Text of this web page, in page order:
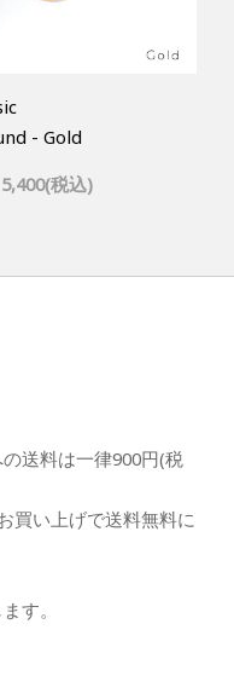
- Gold
税込)
送料は一律900円(税
買い上げで送料無料に
す。